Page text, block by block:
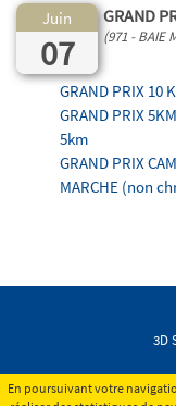
Juin
07
GRAND
(971 - BAIE
GRAND PRIX 10
GRAND PRIX
5km
GRAND PRIX
MARCHE (non
3D
En poursuivant votre